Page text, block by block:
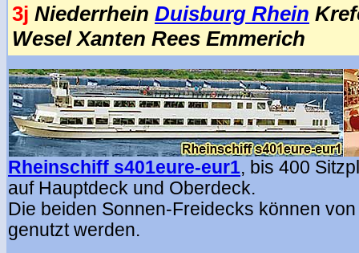
3j Niederrhein Duisburg Rhein
Wesel Xanten Rees Emmerich
Rheinschiff s401eure-eur1, bis 400
auf Hauptdeck und Oberdeck.
Die beiden Sonnen-Freidecks können
genutzt werden.